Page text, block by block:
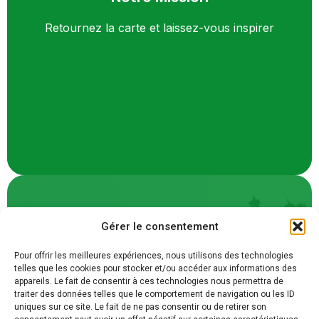
Gérer le consentement
Pour offrir les meilleures expériences, nous utilisons des technologies
telles que les cookies pour stocker et/ou accéder aux informations des
appareils. Le fait de consentir à ces technologies nous permettra de
traiter des données telles que le comportement de navigation ou les ID
uniques sur ce site. Le fait de ne pas consentir ou de retirer son
Retournez la carte et laissez-vous inspirer
tout en promouvant un tourisme responsable, durable
Devenir la référence du tourisme expérientiel et